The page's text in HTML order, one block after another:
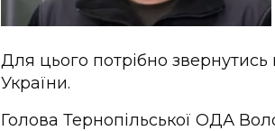
Для цього потрібно
України.
Голова Тернопільської ОДА